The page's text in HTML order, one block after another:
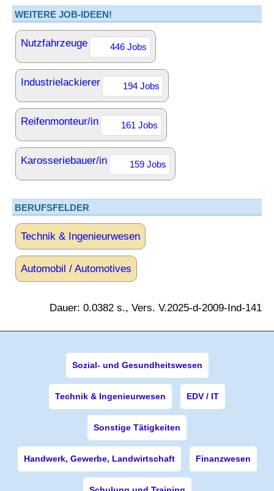
WEITERE JOB-IDEEN!
Nutzfahrzeuge 446 Jobs
Industrielackierer 194 Jobs
Reifenmonteur/in 161 Jobs
Karosseriebauer/in 159 Jobs
BERUFSFELDER
Technik & Ingenieurwesen
Automobil / Automotives
Dauer: 0.0382 s., Vers. V.2025-d-2009-Ind-141
Sozial- und Gesundheitswesen
Technik & Ingenieurwesen EDV / IT
Sonstige Tätigkeiten
Handwerk, Gewerbe, Landwirtschaft Finanzwesen